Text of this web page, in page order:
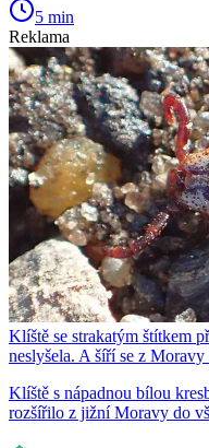
5 min
Reklama
Klíště se strakatým štítkem
neslyšela. A šíří se z Moravy
Klíště s nápadnou bílou
rozšířilo z jižní Moravy do